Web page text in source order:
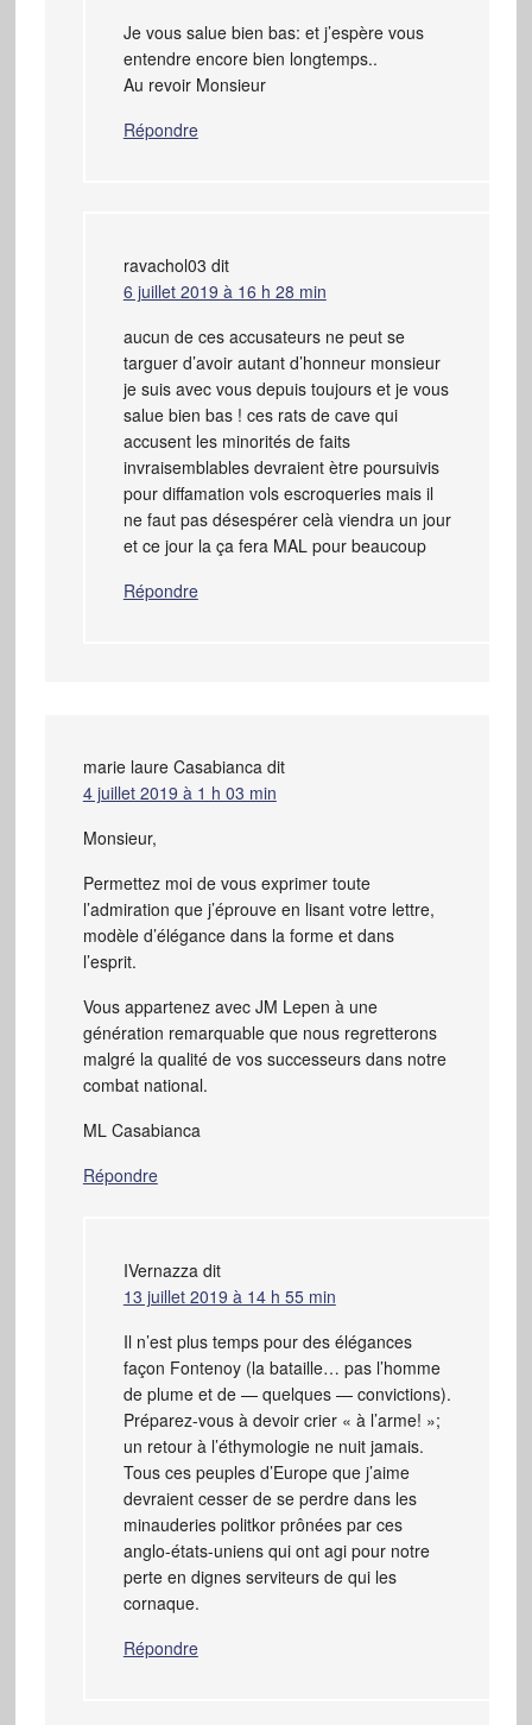
Je vous salue bien bas: et j’espère vous
entendre encore bien longtemps..
Au revoir Monsieur
Répondre
ravachol03 dit
6 juillet 2019 à 16 h 28 min
aucun de ces accusateurs ne peut se
targuer d’avoir autant d’honneur monsieur
je suis avec vous depuis toujours et je vous
salue bien bas ! ces rats de cave qui
accusent les minorités de faits
invraisemblables devraient ètre poursuivis
pour diffamation vols escroqueries mais il
ne faut pas désespérer celà viendra un jour
et ce jour la ça fera MAL pour beaucoup
Répondre
marie laure Casabianca dit
4 juillet 2019 à 1 h 03 min
Monsieur,
Permettez moi de vous exprimer toute
l’admiration que j’éprouve en lisant votre lettre,
modèle d’élégance dans la forme et dans
l’esprit.
Vous appartenez avec JM Lepen à une
génération remarquable que nous regretterons
malgré la qualité de vos successeurs dans notre
combat national.
ML Casabianca
Répondre
IVernazza dit
13 juillet 2019 à 14 h 55 min
Il n’est plus temps pour des élégances
façon Fontenoy (la bataille… pas l’homme
de plume et de — quelques — convictions).
Préparez-vous à devoir crier « à l’arme! »;
un retour à l’éthymologie ne nuit jamais.
Tous ces peuples d’Europe que j’aime
devraient cesser de se perdre dans les
minauderies politkor prônées par ces
anglo-états-uniens qui ont agi pour notre
perte en dignes serviteurs de qui les
cornaque.
Répondre